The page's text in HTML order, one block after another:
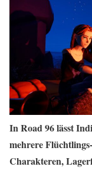
In Road 96 lässt
mehrere
Charakteren,